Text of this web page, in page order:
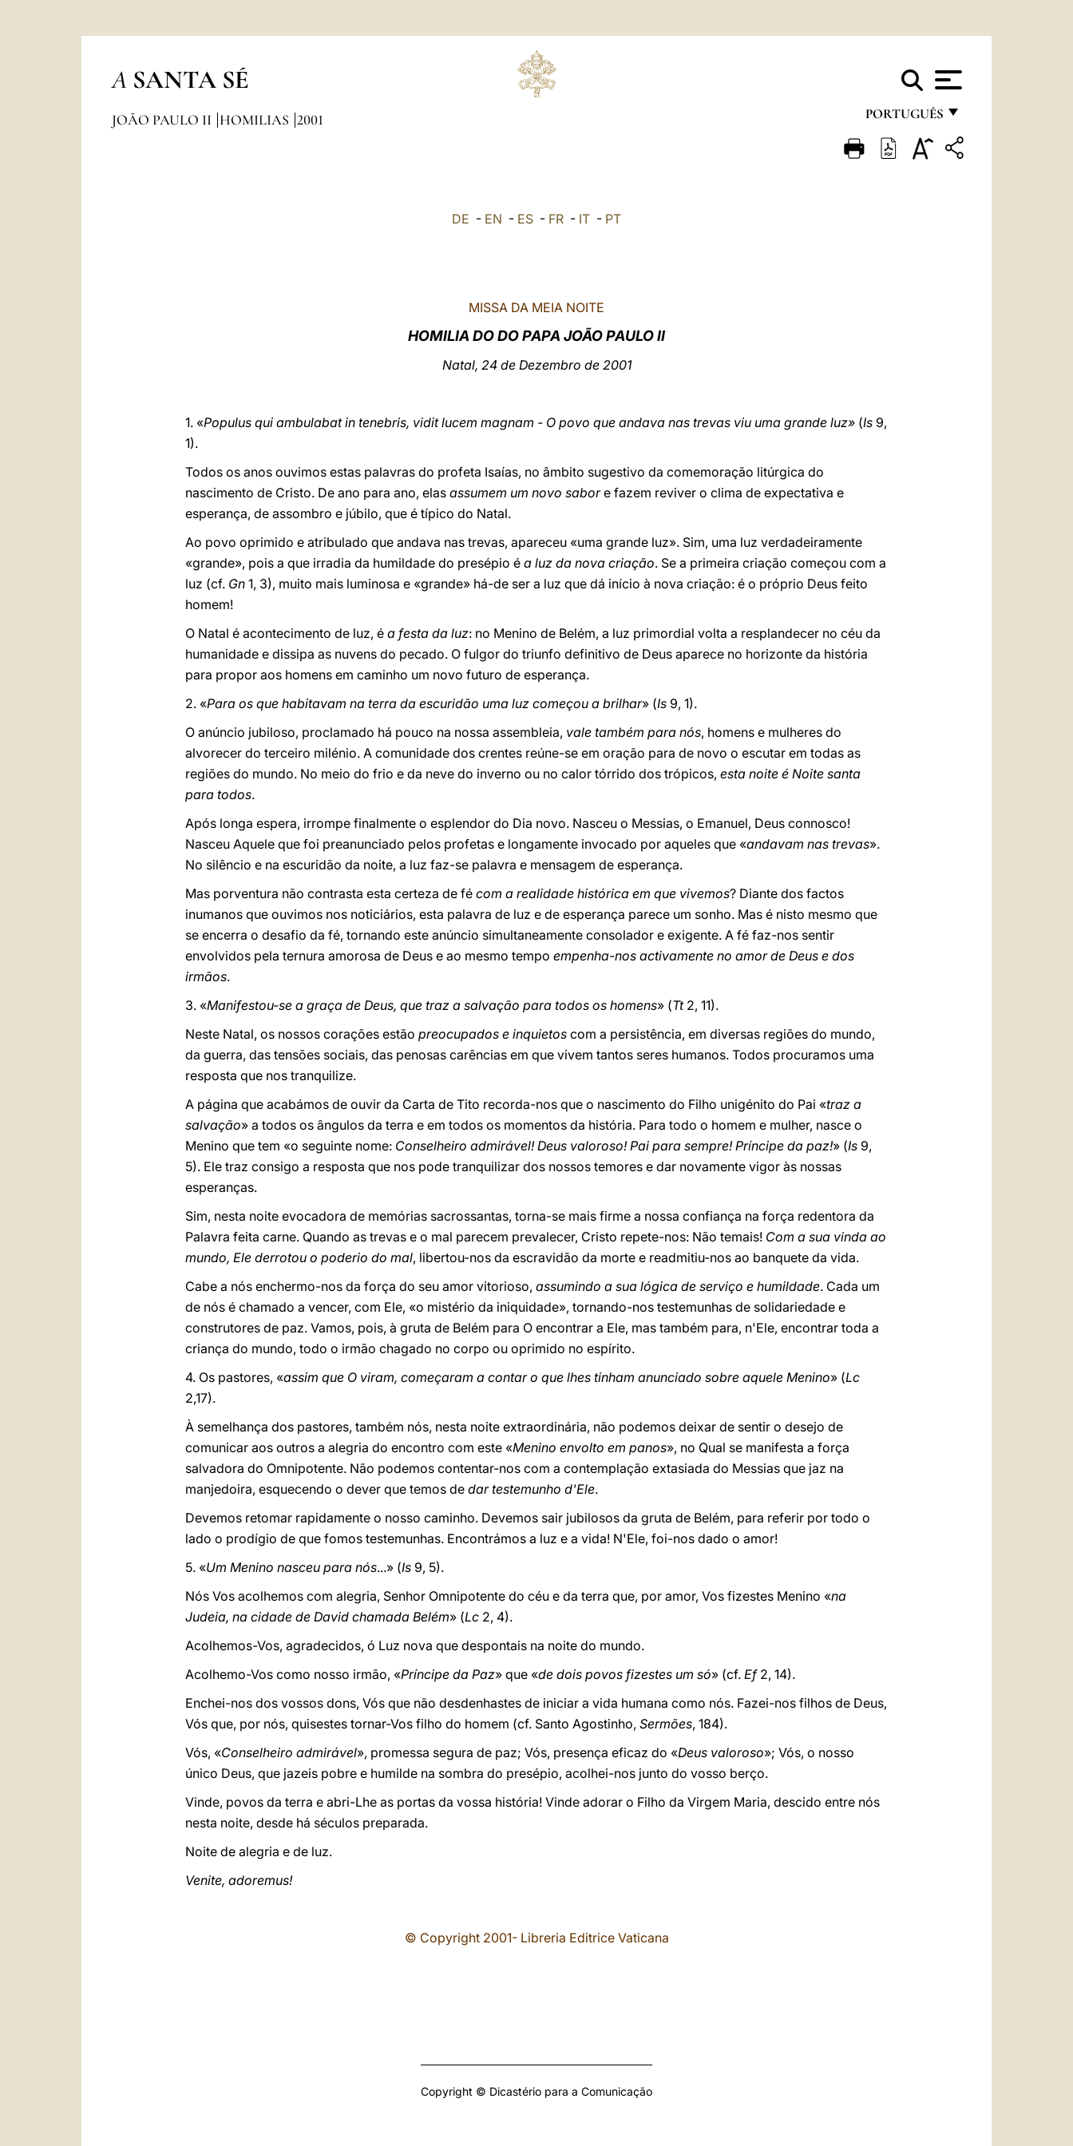
A SANTA SÉ
PORTUGUÊS
FRANÇAIS
LATINE
JOÃO PAULO II HOMILIAS 2001
DE - EN - ES - FR - IT - PT
MISSA DA MEIA NOITE
HOMILIA DO DO PAPA JOÃO PAULO II
Natal, 24 de Dezembro de 2001
1. «Populus qui ambulabat in tenebris, vidit lucem magnam - O povo que andava nas trevas viu uma grande luz» (Is 9,
1).
Todos os anos ouvimos estas palavras do profeta Isaías, no âmbito sugestivo da comemoração litúrgica do
nascimento de Cristo. De ano para ano, elas assumem um novo sabore fazem reviver o clima de expectativa e
esperança, de assombro e júbilo, que é típico do Natal.
Ao povo oprimido e atribulado que andava nas trevas, apareceu «uma grande luz». Sim, uma luz verdadeiramente
«grande», pois a que irradia da humildade do presépio é a luz da nova criação. Se a primeira criação começou com a
luz (cf. Gn 1, 3), muito mais luminosa e «grande» há-de ser a luz que dá início à nova criação: é o próprio Deus feito
homem!
O Natal é acontecimento de luz, é a festa da luz: no Menino de Belém, a luz primordial volta a resplandecer no céu da
humanidade e dissipa as nuvens do pecado. O fulgor do triunfo definitivo de Deus aparece no horizonte da história
para propor aos homens em caminho um novo futuro de esperança.
2. «Para os que habitavam na terra da escuridão uma luz começou a brilhar» (Is 9, 1).
O anúncio jubiloso, proclamado há pouco na nossa assembleia, vale também para nós, homens e mulheres do
alvorecer do terceiro milénio. A comunidade dos crentes reúne-se em oração para de novo o escutar em todas as
regiões do mundo. No meio do frio e da neve do inverno ou no calor tórrido dos trópicos, esta noite é Noite santa
para todos.
Após longa espera, irrompe finalmente o esplendor do Dia novo. Nasceu o Messias, o Emanuel, Deus connosco!
Nasceu Aquele que foi preanunciado pelos profetas e longamente invocado por aqueles que «andavam nas trevas».
No silêncio e na escuridão da noite, a luz faz-se palavra e mensagem de esperança.
Mas porventura não contrasta esta certeza de fé com a realidade histórica em que vivemos? Diante dos factos
inumanos que ouvimos nos noticiários, esta palavra de luz e de esperança parece um sonho. Mas é nisto mesmo que
se encerra o desafio da fé, tornando este anúncio simultaneamente consolador e exigente. A fé faz-nos sentir
envolvidos pela ternura amorosa de Deus e ao mesmo tempo empenha-nos activamente no amor de Deus e dos
irmãos.
3. «Manifestou-se a graça de Deus, que traz a salvação para todos os homens» (Tt2, 11).
Neste Natal, os nossos corações estão preocupados e inquietos com a persistência, em diversas regiões do mundo,
da guerra, das tensões sociais, das penosas carências em que vivem tantos seres humanos. Todos procuramos uma
resposta que nos tranquilize.
A página que acabámos de ouvir da Carta de Tito recorda-nos que o nascimento do Filho unigénito do Pai «traz a
salvação» a todos os ângulos da terra e em todos os momentos da história. Para todo o homem e mulher, nasce o
Menino que tem «o seguinte nome: Conselheiro admirável! Deus valoroso! Pai para sempre! Príncipe da paz!» (Is 9,
5). Ele traz consigo a resposta que nos pode tranquilizar dos nossos temores e dar novamente vigor às nossas
esperanças.
Sim, nesta noite evocadora de memórias sacrossantas, torna-se mais firme a nossa confiança na força redentora da
Palavra feita carne. Quando as trevas e o mal parecem prevalecer, Cristo repete-nos: Não temais! Com a sua vinda ao
mundo, Ele derrotou o poderio do mal, libertou-nos da escravidão da morte e readmitiu-nos ao banquete da vida.
Cabe a nós enchermo-nos da força do seu amor vitorioso, assumindo a sua lógica de serviço e humildade. Cada um
de nós é chamado a vencer, com Ele, «o mistério da iniquidade», tornando-nos testemunhas de solidariedade e
construtores de paz. Vamos, pois, à gruta de Belém para O encontrar a Ele, mas também para, n'Ele, encontrar toda a
criança do mundo, todo o irmão chagado no corpo ou oprimido no espírito.
4. Os pastores, «assim que O viram, começaram a contar o que lhes tinham anunciado sobre aquele Menino» (Lc
2,17).
À semelhança dos pastores, também nós, nesta noite extraordinária, não podemos deixar de sentir o desejo de
comunicar aos outros a alegria do encontro com este «Menino envolto em panos», no Qual se manifesta a força
salvadora do Omnipotente. Não podemos contentar-nos com a contemplação extasiada do Messias que jaz na
manjedoira, esquecendo o dever que temos de dar testemunho d'Ele.
Devemos retomar rapidamente o nosso caminho. Devemos sair jubilosos da gruta de Belém, para referir por todo o
lado o prodígio de que fomos testemunhas. Encontrámos a luz e a vida! N'Ele, foi-nos dado o amor!
5. «Um Menino nasceu para nós...» (Is 9, 5).
Nós Vos acolhemos com alegria, Senhor Omnipotente do céu e da terra que, por amor, Vos fizestes Menino «na
Judeia, na cidade de David chamada Belém» (Lc 2, 4).
Acolhemos-Vos, agradecidos, ó Luz nova que despontais na noite do mundo.
Acolhemo-Vos como nosso irmão, «Príncipe da Paz» que «de dois povos fizestes um só» (cf. Ef2, 14).
Enchei-nos dos vossos dons, Vós que não desdenhastes de iniciar a vida humana como nós. Fazei-nos filhos de Deus,
Vós que, por nós, quisestes tornar-Vos filho do homem (cf. Santo Agostinho, Sermões, 184).
Vós, «Conselheiro admirável», promessa segura de paz; Vós, presença eficaz do «Deus valoroso»; Vós, o nosso
único Deus, que jazeis pobre e humilde na sombra do presépio, acolhei-nos junto do vosso berço.
Vinde, povos da terra e abri-Lhe as portas da vossa história! Vinde adorar o Filho da Virgem Maria, descido entre nós
nesta noite, desde há séculos preparada.
Noite de alegria e de luz.
Venite, adoremus!
© Copyright 2001- Libreria Editrice Vaticana
Copyright © Dicastério para a Comunicação